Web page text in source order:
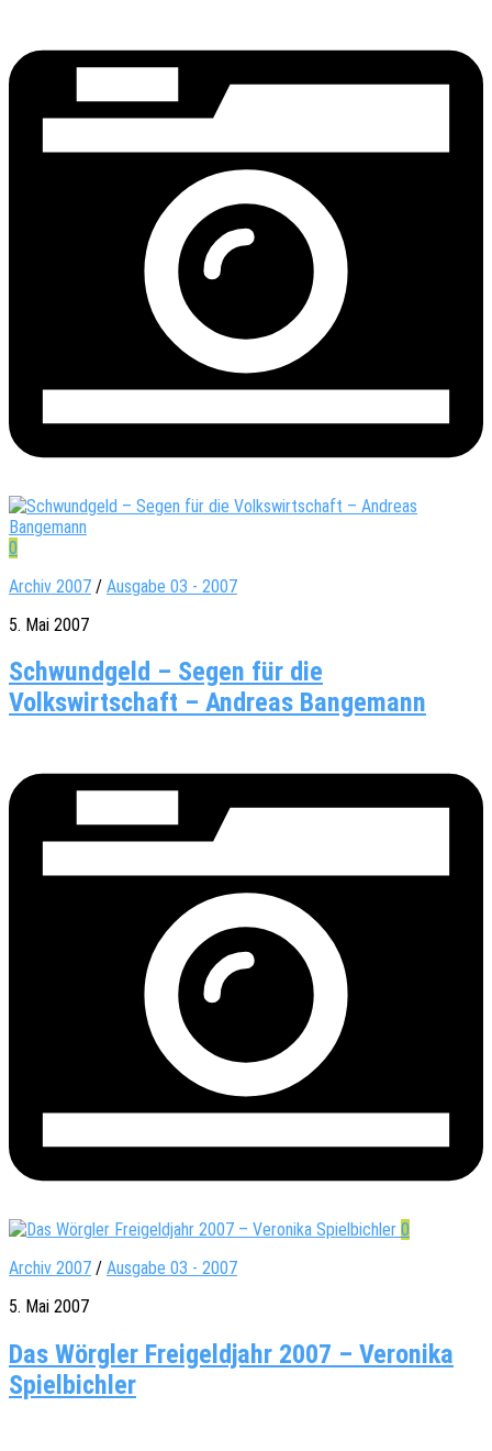
0
Archiv 2007 / Ausgabe 03 - 2007
5. Mai 2007
Schwundgeld – Segen für die
Volkswirtschaft – Andreas Bangemann
0
Archiv 2007 / Ausgabe 03 - 2007
5. Mai 2007
Das Wörgler Freigeldjahr 2007 – Veronika
Spielbichler